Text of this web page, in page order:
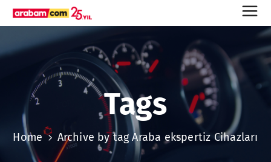
Tags
Home Archive by tag Araba ekspertiz Cihazları